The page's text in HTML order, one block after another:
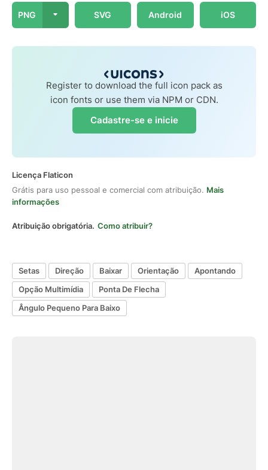
PNG SVG Android iOS
Register to download the full icon pack as
icon fonts or use them via NPM or CDN.
Cadastre-se e inicie
Licença Flaticon
Grátis para uso pessoal e comercial com atribuição. Mais
informações
Atribuição obrigatória. Como atribuir?
Setas Direção Baixar Orientação
Apontando
Opção Multimídia
Ponta De Flecha
Ângulo Pequeno Para Baixo